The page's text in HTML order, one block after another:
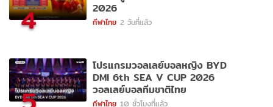
4
2026
กีฬาไทย 2 วันที่แล้ว
โปรแกรมวอลเลย์บอลหญิง BYD
DMI 6th SEA V CUP 2026
วอลเลย์บอลทีมชาติไทย
กีฬาไทย 10 ชั่วโมงที่แล้ว